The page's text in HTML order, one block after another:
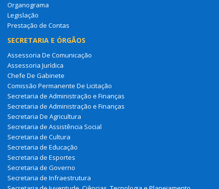
Organograma
Legislação
Prestação de Contas
SECRETARIA E ÓRGÃOS
Assessoria De Comunicação
Assessoria Jurídica
Chefe De Gabinete
Comissão Permanente De Licitação
Secretaria de Administração e Finanças
Secretaria de Administração e Finanças
Secretaria De Agricultura
Secretaria de Assistência Social
Secretaria de Cultura
Secretaria de Educação
Secretaria de Esportes
Secretaria de Governo
Secretaria de Infraestrutura